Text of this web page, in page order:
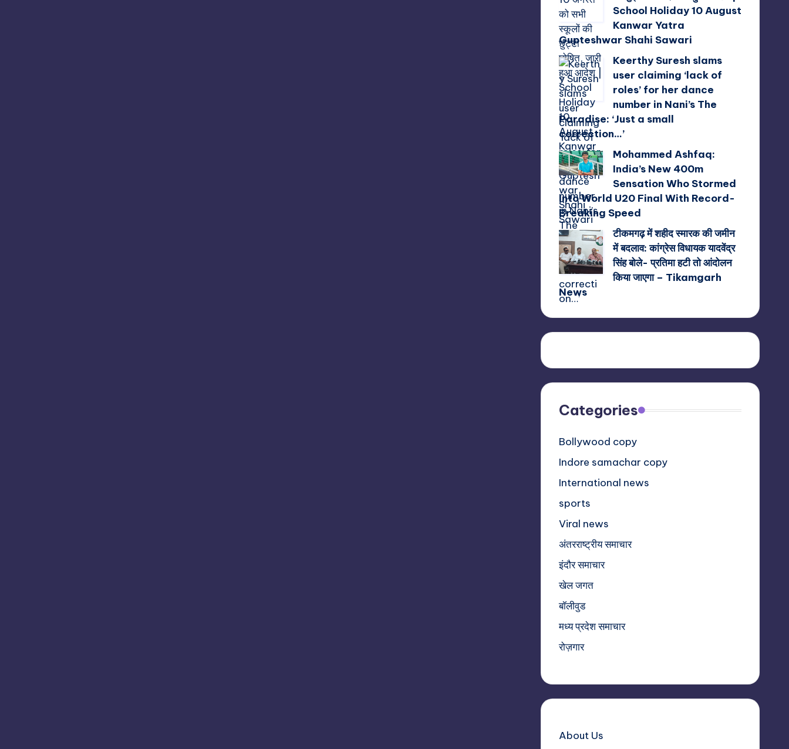
School Holiday 10 August
Kanwar Yatra
Gupteshwar Shahi Sawari
Keerthy Suresh slams
user claiming ‘lack of
roles’ for her dance
number in Nani’s The
Paradise: ‘Just a small
correction…’
Mohammed Ashfaq:
India’s New 400m
Sensation Who Stormed
Into World U20 Final With Record-
Breaking Speed
टीकमगढ़ में शहीद स्मारक की जमीन
में बदलाव: कांग्रेस विधायक यादवेंद्र
सिंह बोले- प्रतिमा हटी तो आंदोलन
किया जाएगा – Tikamgarh
News
Categories
Bollywood copy
Indore samachar copy
International news
sports
Viral news
अंतरराष्ट्रीय समाचार
इंदौर समाचार
खेल जगत
बॉलीवुड
मध्य प्रदेश समाचार
रोज़गार
About Us